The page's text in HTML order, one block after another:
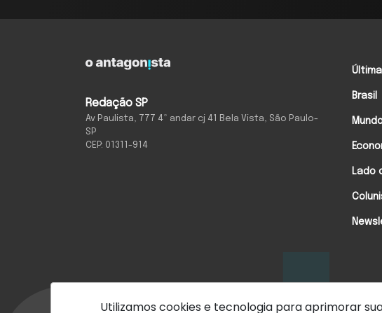
Utilizamos cookies e tecnologia para aprimorar
Redação SP
Av Paulista, 777 4º andar cj 41 Bela Vista, São Paulo-
SP
CEP: 01311-914
Brasil
Lado
Com inteligência e